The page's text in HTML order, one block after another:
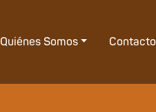
Quiénes Somos Contacto